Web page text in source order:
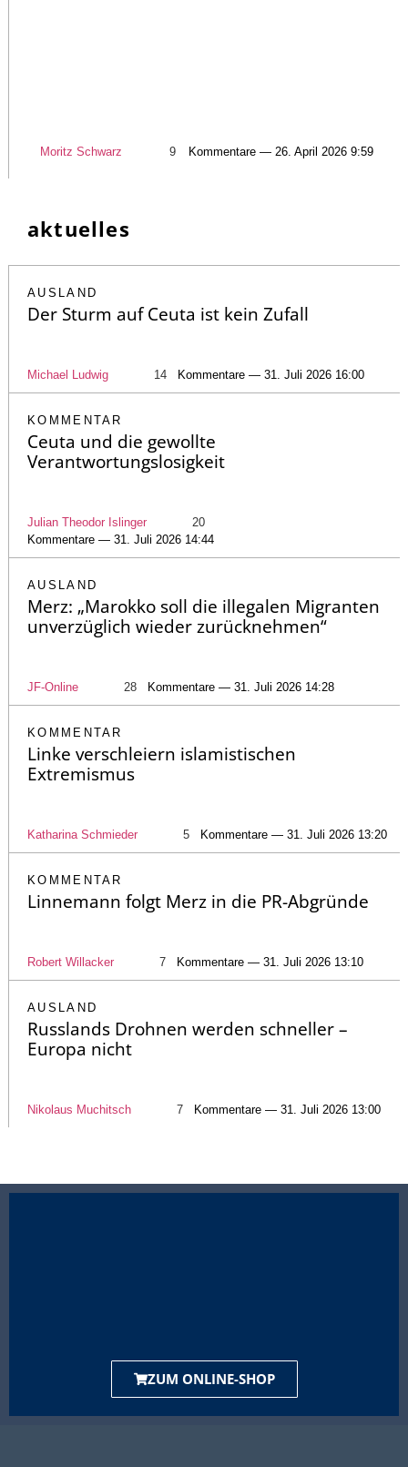
Moritz Schwarz 9 Kommentare — 26. April 2026 9:59
aktuelles
AUSLAND
Der Sturm auf Ceuta ist kein Zufall
Michael Ludwig 14 Kommentare — 31. Juli 2026 16:00
KOMMENTAR
Ceuta und die gewollte
Verantwortungslosigkeit
Julian Theodor Islinger
20
Kommentare — 31. Juli 2026 14:44
AUSLAND
Merz: „Marokko soll die illegalen Migranten
unverzüglich wieder zurücknehmen“
JF-Online 28 Kommentare — 31. Juli 2026 14:28
KOMMENTAR
Linke verschleiern islamistischen
Extremismus
Katharina Schmieder 5 Kommentare — 31. Juli 2026 13:20
KOMMENTAR
Linnemann folgt Merz in die PR-Abgründe
Robert Willacker 7 Kommentare — 31. Juli 2026 13:10
AUSLAND
Russlands Drohnen werden schneller –
Europa nicht
Nikolaus Muchitsch 7 Kommentare — 31. Juli 2026 13:00
ZUM ONLINE-SHOP